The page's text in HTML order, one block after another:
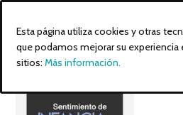
Esta página utiliza cookies y otras
que podamos mejorar su experiencia
sitios: Más información.